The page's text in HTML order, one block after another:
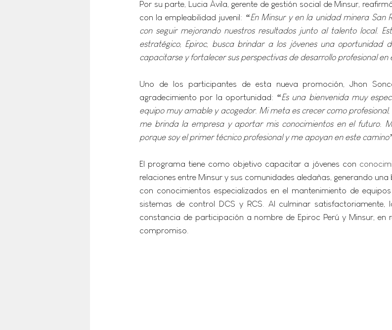
Por su parte, Lucia Ávila, gerente de gestión social de Minsur,
con la empleabilidad juvenil: “En Minsur y en la unidad minera San
con seguir mejorando nuestros resultados junto al talento local.
estratégico, Epiroc, busca brindar a los jóvenes una oportunidad
capacitarse y fortalecer sus perspectivas de desarrollo profesional en
Uno de los participantes de esta nueva promoción, Jhon
agradecimiento por la oportunidad: “Es una bienvenida muy
equipo muy amable y acogedor. Mi meta es crecer como
me brinda la empresa y aportar mis conocimientos en el futuro.
porque soy el primer técnico profesional y me apoyan en este
El programa tiene como objetivo capacitar a jóvenes con
relaciones entre Minsur y sus comunidades aledañas, generando
con conocimientos especializados en el mantenimiento de
sistemas de control DCS y RCS. Al culminar satisfactoriamente,
constancia de participación a nombre de Epiroc Perú y Minsur, en
compromiso.